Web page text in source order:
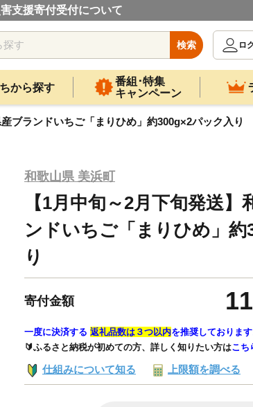
支援寄付受付について
検索
ロ
から探す
番組･特集
キャンペーン
ブランドいちご「まりひめ」約300g×2パック入り
和歌山県 美浜町
【1月中旬～2月下旬発送】
ンドいちご「まりひめ」約
り
寄付金額
一度に決済する 返礼品数は３つ以内を推奨しております
🔰ふるさと納税が初めての方、詳しく知りたい方はこち
仕組みについて知る 上限額を調べる